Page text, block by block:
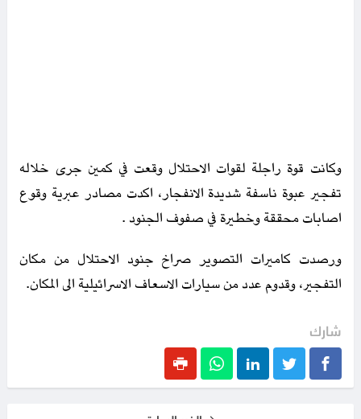
وكانت قوة راجلة لقوات الاحتلال وقعت في كمين جرى خلاله
تفجير عبوة ناسفة شديدة الانفجار، اكدت مصادر عبرية وقوع
اصابات محققة وخطيرة في صفوف الجنود .
ورصدت كاميرات التصوير صراخ جنود الاحتلال من مكان
التفجير، وقدوم عدد من سيارات الاسعاف الاسرائيلية الى المكان.
شارك